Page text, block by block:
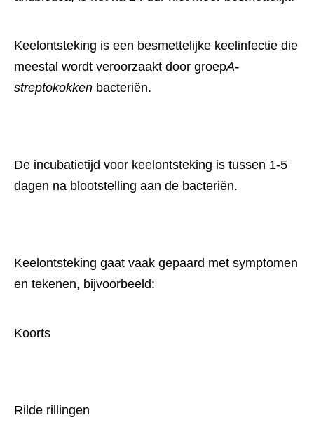
Keelontsteking is een besmettelijke keelinfectie die
meestal wordt veroorzaakt door groepA-
streptokokken bacteriën.
De incubatietijd voor keelontsteking is tussen 1-5
dagen na blootstelling aan de bacteriën.
Keelontsteking gaat vaak gepaard met symptomen
en tekenen, bijvoorbeeld:
Koorts
Rilde rillingen